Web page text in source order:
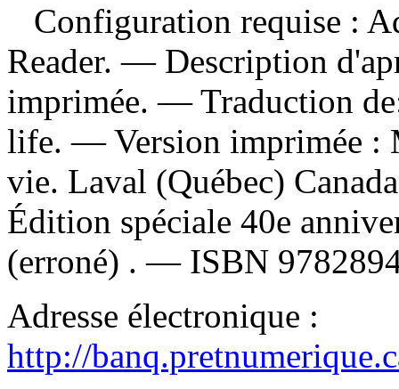
Configuration requise :
Reader. — Description
imprimée. —Traduction
life. —Version imprimée :
vie. Laval (Québec)
Édition spéciale 40e
(erroné) . — ISBN
Adresse électronique :
http://